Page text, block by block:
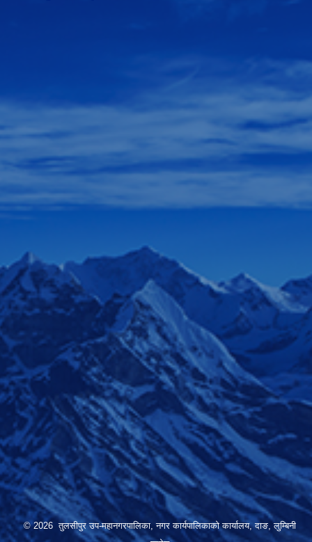
© 2026 तुलसीपुर उप-महानगरपालिका, नगर कार्यपालिकाको कार्यालय, दाङ, लुम्बिनी